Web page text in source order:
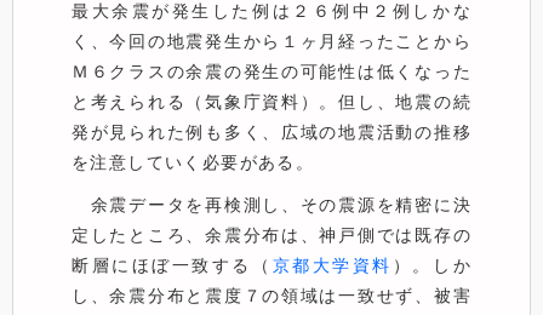
最大余震が発生した例は２６例中２例しかな
く、今回の地震発生から１ヶ月経ったことから
Ｍ６クラスの余震の発生の可能性は低くなった
と考えられる（気象庁資料）。但し、地震の続
発が見られた例も多く、広域の地震活動の推移
を注意していく必要がある。
余震データを再検測し、その震源を精密に決
定したところ、余震分布は、神戸側では既存の
断層にほぼ一致する（ 京都大学資料 ）。しか
し、余震分布と震度７の領域は一致せず、被害